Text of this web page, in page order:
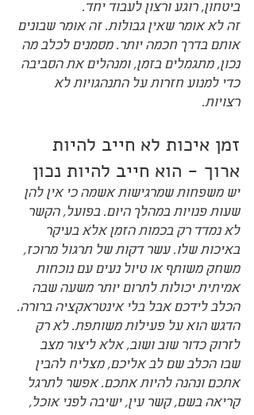
ביטחון, רוגע ורצון לעבוד יחד.
זה לא אומר שאין גבולות. זה אומר שבונים
אותם בדרך חכמה יותר. מסמנים לכלב מה
נכון, מתגמלים בזמן, ומנהלים את הסביבה
כדי למנוע חזרות על התנהגויות לא
רצויות.
זמן איכות לא חייב להיות
ארוך - הוא חייב להיות נכון
יש משפחות שמרגישות אשמה כי אין להן
שעות פנויות במהלך היום. בפועל, הקשר
לא נמדד רק בכמות הזמן אלא בעיקר
באיכות שלו. עשר דקות של תרגול מרוכז,
משחק משותף או טיול נעים עם נוכחות
אמיתית יכולות לתרום יותר משעה שבה
הכלב לידכם אבל בלי אינטראקציה ברורה.
הדגש הוא על פעילות משותפת. לא רק
לזרוק כדור שוב ושוב, אלא ליצור מצב
שבו הכלב שם לב אליכם, מצליח להבין
אתכם ונהנה להיות אתכם. אפשר לתרגל
קריאה בשם, קשר עין, ישיבה לפני אוכל,